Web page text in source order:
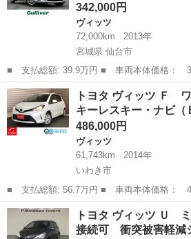
342,000円
ヴィッツ
72,000km
2013年
宮城県 仙台市
■ 支払総額: 39.9万円 ■ 車両本体価格： 342,000 円 ■ メーカー
名： トヨタ ■ 車種名： ヴィッツ ■ グ
モリナビ ワンセグＴＶ バックカメラ Ｅ
ップ付冬タイ...
宮城 仙台市 ヴィッツ
トヨタ ヴィッツ Ｆ
キーレスキー・ナビ
486,000円
ヴィッツ
61,743km
2014年
いわき市
■ 支払総額: 56.7万円 ■ 車両本体価格： 486,000 円 ■ メーカー
名： トヨタ ■ 車種名： ヴィッツ ■ グ
ーナー・禁煙車・キーレスキー・ナビ（ＢＴ
オ）・バックカメ...
福島 いわき市 ヴィッツ
トヨタ ヴィッツ Ｕ
接続可 衝突被害軽